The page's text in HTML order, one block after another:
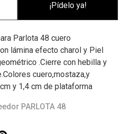
¡Pídelo ya!
Parlota 48 cuero
lámina efecto charol y Piel
.Cierre con hebilla y
cuero,mostaza,y
y 1,4 cm de plataforma
PARLOTA 48